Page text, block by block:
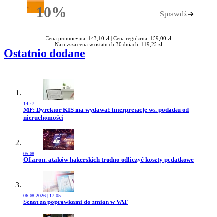
10%Rabatu Sprawdź
Cena promocyjna: 143,10 zł | Cena regularna: 159,00 zł
Najniższa cena w ostatnich 30 dniach: 119,25 zł
Ostatnio dodane
14:47
Przejdź do artykułu:
MF: Dyrektor KIS ma wydawać interpretacje ws. podatku od
nieruchomości
05:08
Przejdź do artykułu:
Ofiarom ataków hakerskich trudno odliczyć koszty podatkowe
06.08.2026 | 17:05
Przejdź do artykułu:
Senat za poprawkami do zmian w VAT